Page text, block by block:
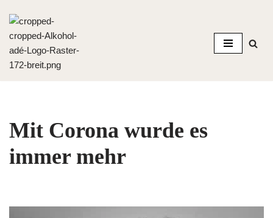
Zum
Inhalt
springen
Mit Corona wurde es
immer mehr